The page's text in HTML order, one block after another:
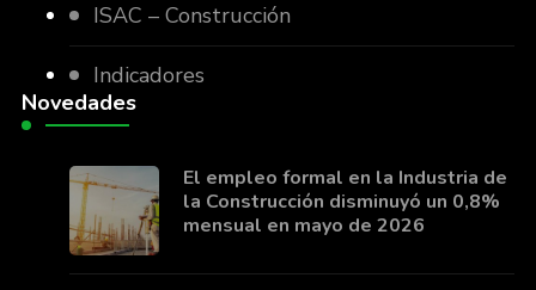
ISAC – Construcción
Indicadores
Novedades
El empleo formal en la Industria de
la Construcción disminuyó un 0,8%
mensual en mayo de 2026